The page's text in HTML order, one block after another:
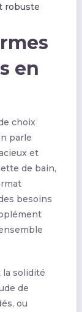
robuste
en
choix
parle
et
de bain,
besoins
la solidité
de
ou